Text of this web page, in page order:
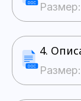
4.